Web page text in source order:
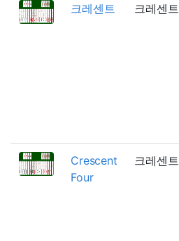
크레센트 크레센트
Crescent
Four
크레센트